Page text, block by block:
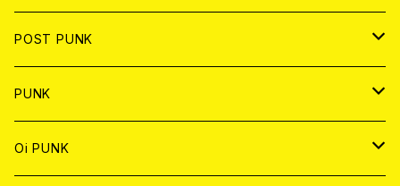
DIGITAL CONTENTS
ANALOG
JAPAN
CD
ANALOG
WORLD
CD
POST PUNK
CD
JAPAN
ANALOG
PUNK
JAPAN
Oi PUNK